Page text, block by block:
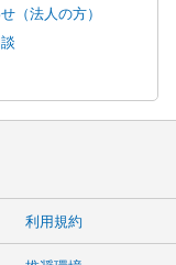
（法人の方）
利用規約